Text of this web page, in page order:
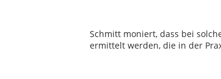
Schmitt moniert, dass bei
ermittelt werden, die in der